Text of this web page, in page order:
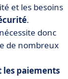
et les besoins
.
donc
de nombreux
paiements